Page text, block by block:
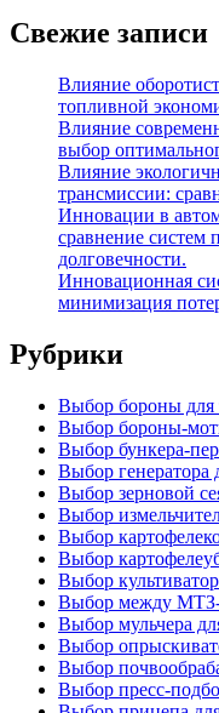
Свежие записи
Влияние
топливной
Влияние
выбор
Влияние
трансмиссии:
Инновации в
сравнение систем
долговечности.
Инновационная
минимизация
Рубрики
Выбор бороны для
Выбор бороны-
Выбор бункера-
Выбор генератора
Выбор зерновой
Выбор
Выбор
Выбор
Выбор
Выбор между МТЗ-
Выбор мульчера
Выбор
Выбор
Выбор пресс-